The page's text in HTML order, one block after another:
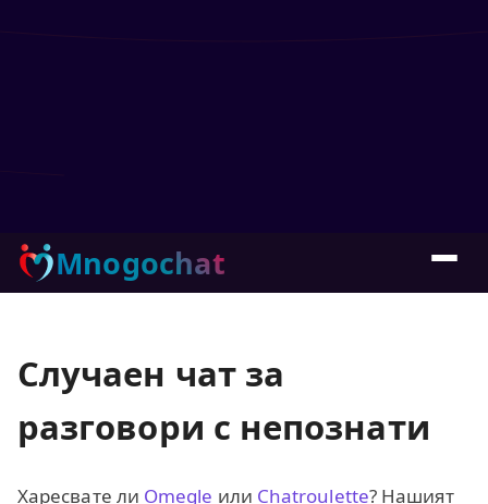
Mnogochat
Случаен чат за
разговори с непознати
Харесвате ли Omegle или Chatroulette? Нашият